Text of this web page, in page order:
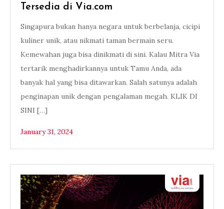
Tersedia di Via.com
Singapura bukan hanya negara untuk berbelanja, cicipi
kuliner unik, atau nikmati taman bermain seru.
Kemewahan juga bisa dinikmati di sini. Kalau Mitra Via
tertarik menghadirkannya untuk Tamu Anda, ada
banyak hal yang bisa ditawarkan. Salah satunya adalah
penginapan unik dengan pengalaman megah. KLIK DI
SINI […]
January 31, 2024